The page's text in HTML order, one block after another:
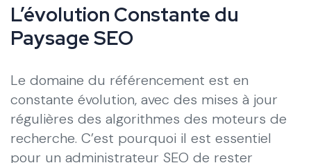
L’évolution Constante du
Paysage SEO
Le domaine du référencement est en
constante évolution, avec des mises à jour
régulières des algorithmes des moteurs de
recherche. C’est pourquoi il est essentiel
pour un administrateur SEO de rester